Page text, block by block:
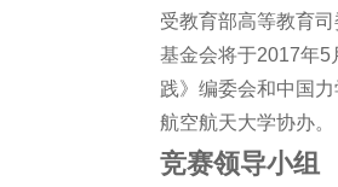
受教育部高等教育
基金会将于2017年5
践》编委会和中国
航空航天大学协办。
竞赛领导小组